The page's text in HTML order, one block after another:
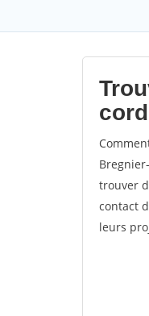
trouver
contact
leurs